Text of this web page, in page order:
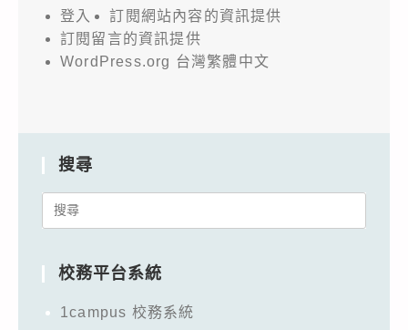
登入
訂閱網站內容的資訊提供
訂閱留言的資訊提供
WordPress.org 台灣繁體中文
搜尋
Search
校務平台系統
1campus 校務系統